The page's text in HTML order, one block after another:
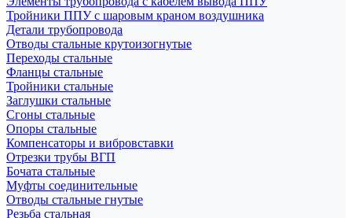
Тройники ППУ с шаровым краном воздушника
Детали трубопровода
Отводы стальные крутоизогнутые
Переходы стальные
Фланцы стальные
Тройники стальные
Заглушки стальные
Сгоны стальные
Опоры стальные
Компенсаторы и вибровставки
Отрезки трубы ВГП
Бочата стальные
Муфты соединительные
Отводы стальные гнутые
Резьба стальная